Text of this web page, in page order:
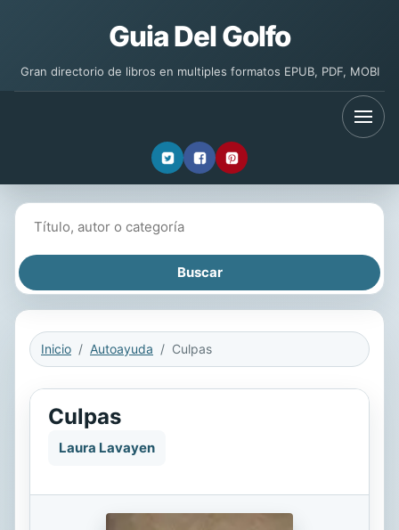
Guia Del Golfo
Gran directorio de libros en multiples formatos EPUB, PDF, MOBI
Inicio Autoayuda Culpas
Culpas
Laura Lavayen